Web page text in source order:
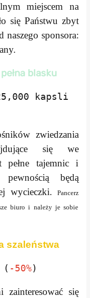
miejscem na
się Państwu zbyt
naszego sponsora:
blasku
kapsli
zwiedzania
się we
pełne tajemnic i
będą
wycieczki. Pancerz
biuro i należy je sobie
szaleństwa
( -50%)
zainteresować się